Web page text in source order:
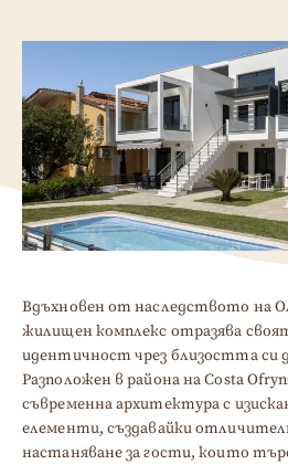
Вдъхновен от наследството на
жилищен комплекс отразява
идентичност чрез близостта си
Разположен в района на Costa
съвременна архитектура с
елементи, създавайки
настаняване за гости, които